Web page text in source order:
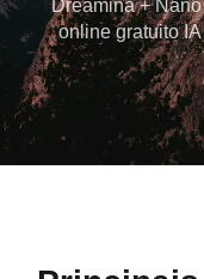
Dreamina +
online gratuito
profissionais